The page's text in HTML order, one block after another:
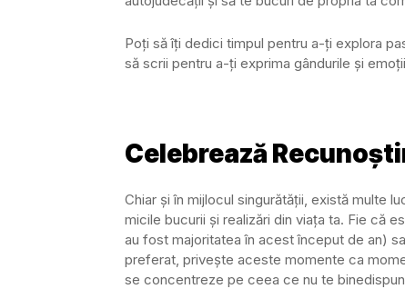
Poți să îți dedici timpul pentru a-ți explora
să scrii pentru a-ți exprima gândurile și
Celebrează
Chiar și în mijlocul singurătății, există multe
micile bucurii și realizări din viața ta. Fie că
au fost majoritatea în acest început de an)
preferat, privește aceste momente ca
se concentreze pe ceea ce nu te